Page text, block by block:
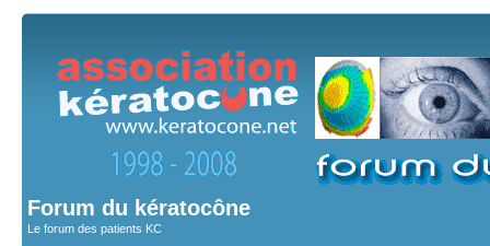
Forum du kératocône
Le forum des patients KC